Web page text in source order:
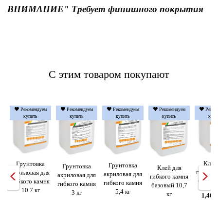
ВНИМАНИЕ" Требует финишного покрытия
С этим товаром покупают
Рекомендуем
купить
Грунтовка
акриловая для
гибкого камня
10.7 кг
Рекомендуем
купить
Грунтовка
акриловая для
гибкого камня
3 кг
Рекомендуем
купить
Грунтовка
акриловая для
гибкого камня
5,4 кг
Рекомендуем
купить
Клей для
гибкого камня
базовый 10,7
кг
Клей
1,400